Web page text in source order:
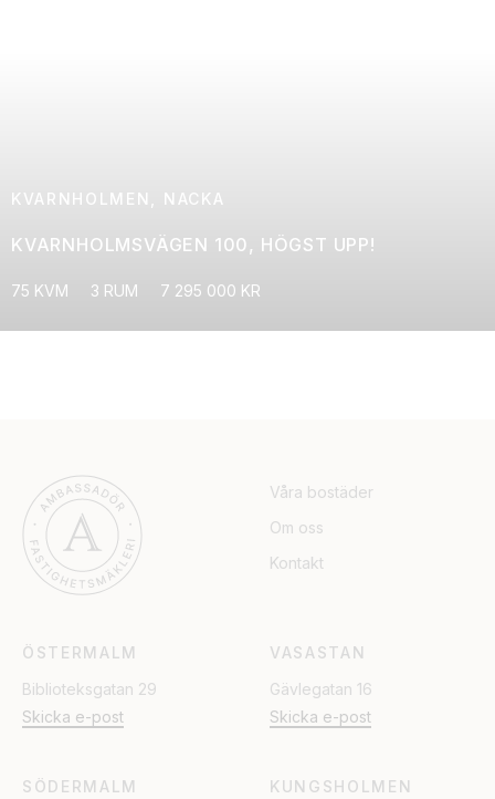
KVARNHOLMEN, NACKA
KVARNHOLMSVÄGEN 100, HÖGST UPP!
75 KVM 3 RUM 7 295 000 KR
Våra bostäder
Om oss
Kontakt
ÖSTERMALM
Biblioteksgatan 29
Skicka e-post
VASASTAN
Gävlegatan 16
Skicka e-post
SÖDERMALM KUNGSHOLMEN